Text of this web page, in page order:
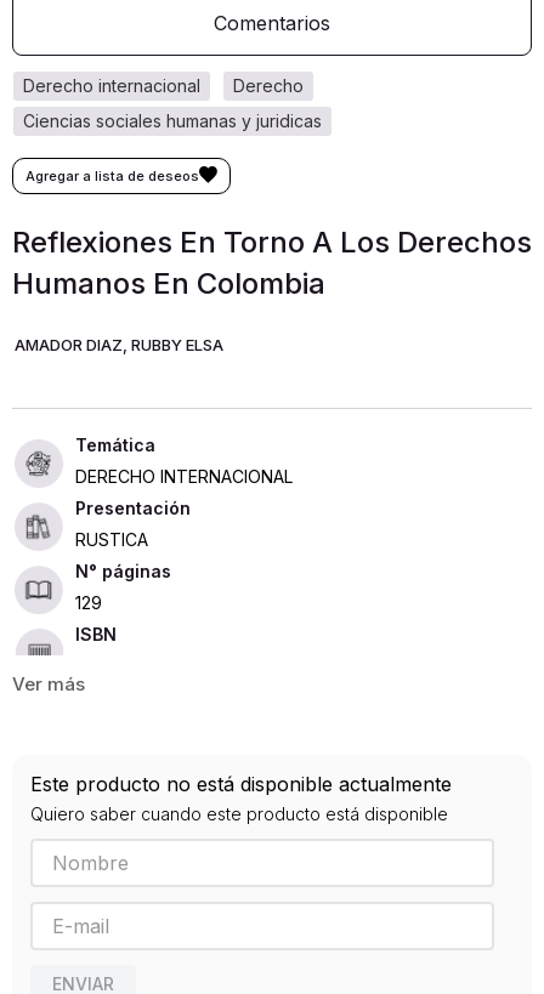
Comentarios
ciencias sociales humanas y juridicas
derecho
derecho internacional
Reflexiones En Torno A Los Derechos
Humanos En Colombia
AMADOR DIAZ, RUBBY ELSA
DERECHO INTERNACIONAL
Presentación
RUSTICA
129
ISBN
Editorial
2016
Este producto no está disponible actualmente
Quiero saber cuando este producto está disponible
ENVIAR